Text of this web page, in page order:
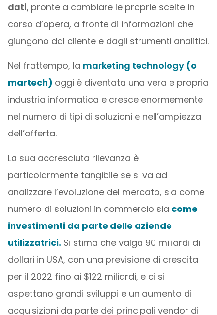
dati, pronte a cambiare le proprie scelte in
corso d’opera, a fronte di informazioni che
giungono dal cliente e dagli strumenti analitici.
Nel frattempo, la marketing technology(o
martech) oggi è diventata una vera e propria
industria informatica e cresce enormemente
nel numero di tipi di soluzioni e nell’ampiezza
dell’offerta.
La sua accresciuta rilevanza è
particolarmente tangibile se si va ad
analizzare l’evoluzione del mercato, sia come
numero di soluzioni in commercio sia come
investimenti da parte delle aziende
utilizzatrici. Si stima che valga 90 miliardi di
dollari in USA, con una previsione di crescita
per il 2022 fino ai $122 miliardi, e ci si
aspettano grandi sviluppi e un aumento di
acquisizioni da parte dei principali vendor di